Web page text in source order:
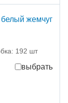
жемчуг
192 шт
выбрать